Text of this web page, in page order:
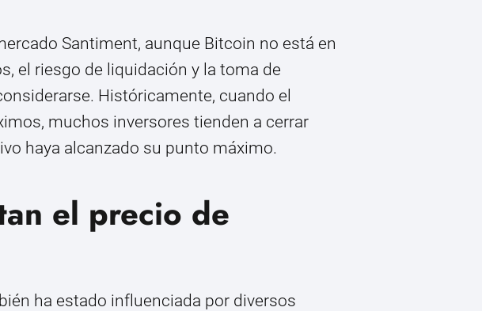
Santiment, aunque Bitcoin no está en
el riesgo de liquidación y la toma de
Históricamente, cuando el
muchos inversores tienden a cerrar
haya alcanzado su punto máximo.
el precio de
ha estado influenciada por diversos